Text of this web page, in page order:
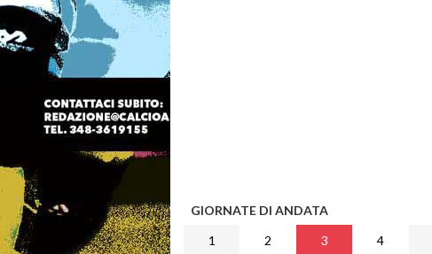
GIORNATE DI ANDATA
1
2 3 4